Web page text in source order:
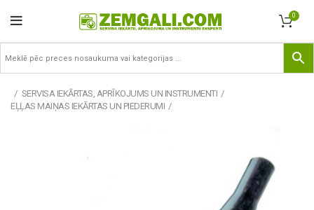
0
SERVISA IEKĀRTAS, APRĪKOJUMS UN INSTRUMENTI
EĻĻAS MAIŅAS IEKĀRTAS UN PIEDERUMI